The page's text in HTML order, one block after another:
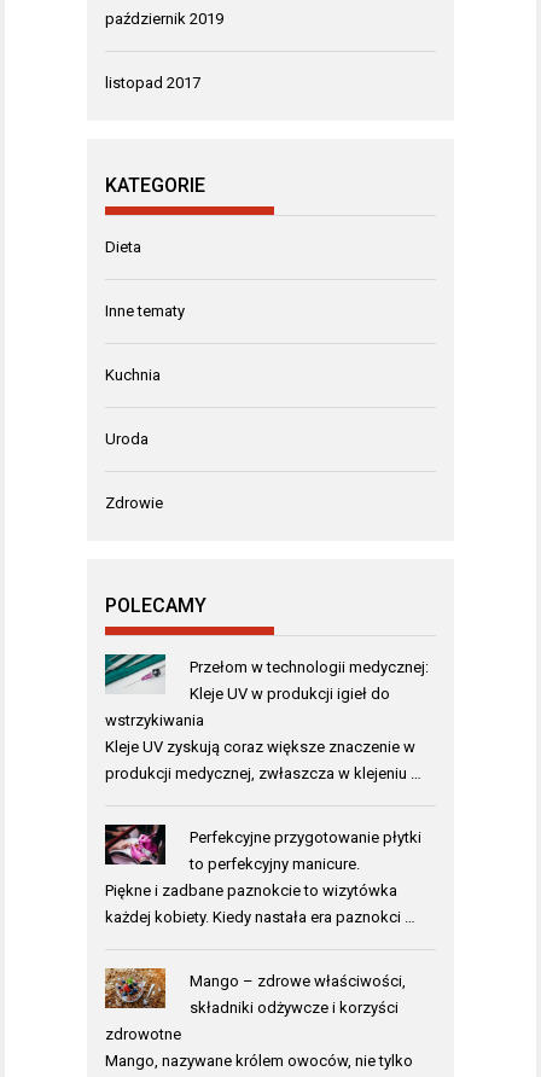
październik 2019
listopad 2017
KATEGORIE
Dieta
Inne tematy
Kuchnia
Uroda
Zdrowie
POLECAMY
Przełom w technologii medycznej:
Kleje UV w produkcji igieł do
wstrzykiwania
Kleje UV zyskują coraz większe znaczenie w
produkcji medycznej, zwłaszcza w klejeniu …
Perfekcyjne przygotowanie płytki
to perfekcyjny manicure.
Piękne i zadbane paznokcie to wizytówka
każdej kobiety. Kiedy nastała era paznokci …
Mango – zdrowe właściwości,
składniki odżywcze i korzyści
zdrowotne
Mango, nazywane królem owoców, nie tylko